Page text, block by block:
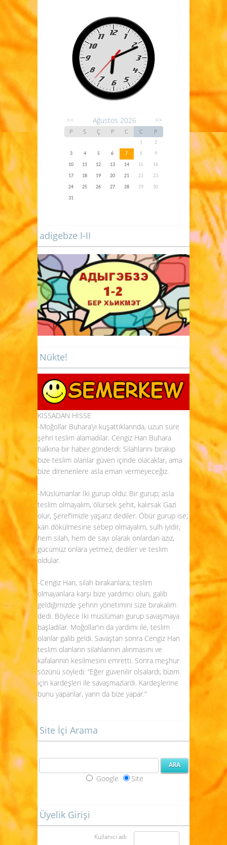
<< Ağustos 2026 >>
P S Ç P C C P
1
2
3
4 5 6 7 8
9
10
11 12 13 14 15
16
17
18 19 20 21 22
23
24
25 26 27 28 29
30
31
adigebze I-II
Nükte!
KISSADAN HİSSE
-Moğollar Buhara’yı kuşattıklarında, uzun süre
şehri teslim alamadılar. Cengiz Han Buhara
halkına bir haber gönderdi: Silahlarını bırakıp
bize teslim olanlar güven içinde olacaklar, ama
bize direnenlere asla eman vermeyeceğiz.
-Müslümanlar İki gurup oldu: Bir gurup; asla
teslim olmayalım, ölürsek şehit, kalırsak Gazi
olur, Şeref’imizle yaşarız dediler. Öbür gurup ise;
kan dökülmesine sebep olmayalım, sulh iyidir,
hem silah, hem de sayı olarak onlardan azız,
gücümüz onlara yetmez, dediler ve teslim
oldular.
-Cengiz Han, silah bırakanlara; teslim
olmayanlara karşı bize yardımcı olun, galib
geldiğimizde şehrin yönetimini size bırakalım
dedi. Böylece İki müslüman gurup savaşmaya
başladılar. Moğollar’ın da yardımı ile, teslim
olanlar galib geldi. Savaştan sonra Cengiz Han
teslim olanların silahlarının alınmasını ve
kafalarının kesilmesini emretti. Sonra meşhur
sözünü söyledi: “Eğer güvenilir olsalardı, bizim
için kardeşleri ile savaşmazlardı. Kardeşlerine
bunu yapanlar, yarın da bize yapar.”
Site İçi Arama
Google Site
Üyelik Girişi
Kullanıcı adı